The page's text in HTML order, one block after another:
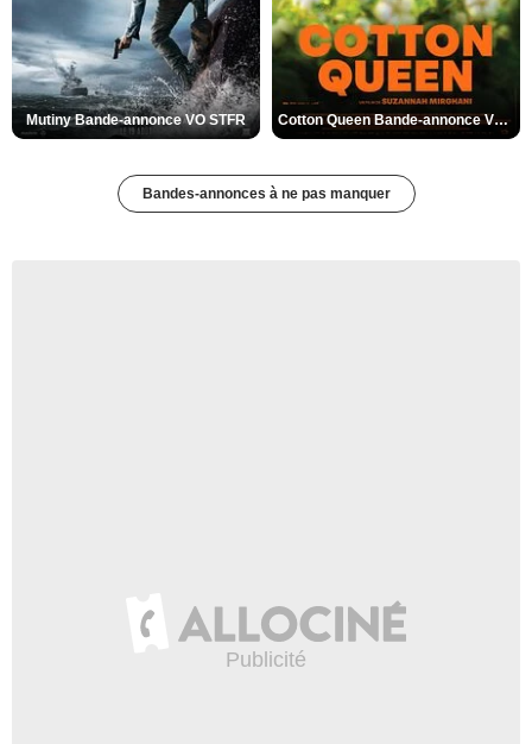
Mutiny Bande-annonce VO STFR Cotton Queen Bande-annonce VO STFR
Bandes-annonces à ne pas manquer